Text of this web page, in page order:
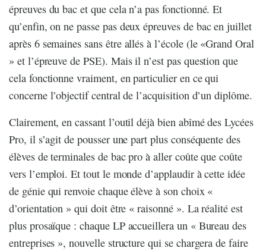
épreuves du bac et que cela n’a pas fonctionné. Et
qu’enfin, on ne passe pas deux épreuves de bac en juillet
après 6 semaines sans être allés à l’école (le «Grand Oral
» et l’épreuve de PSE). Mais il n’est pas question que
cela fonctionne vraiment, en particulier en ce qui
concerne l’objectif central de l’acquisition d’un diplôme.
Clairement, en cassant l’outil déjà bien abîmé des Lycées
Pro, il s’agit de pousser une part plus conséquente des
élèves de terminales de bac pro à aller coûte que coûte
vers l’emploi. Et tout le monde d’applaudir à cette idée
de génie qui renvoie chaque élève à son choix «
d’orientation » qui doit être « raisonné ». La réalité est
plus prosaïque : chaque LP accueillera un « Bureau des
entreprises », nouvelle structure qui se chargera de faire